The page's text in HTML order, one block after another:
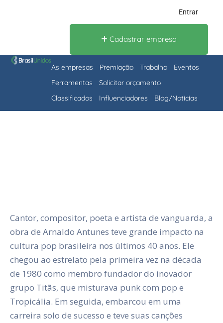
Entrar
Cadastrar empresa
As empresas Premiação Trabalho
Eventos
Ferramentas
Solicitar orçamento
Classificados
Influenciadores Blog/Notícias
Cantor, compositor, poeta e artista de vanguarda, a
obra de Arnaldo Antunes teve grande impacto na
cultura pop brasileira nos últimos 40 anos. Ele
chegou ao estrelato pela primeira vez na década
de 1980 como membro fundador do inovador
grupo Titãs, que misturava punk com pop e
Tropicália. Em seguida, embarcou em uma
carreira solo de sucesso e teve suas canções